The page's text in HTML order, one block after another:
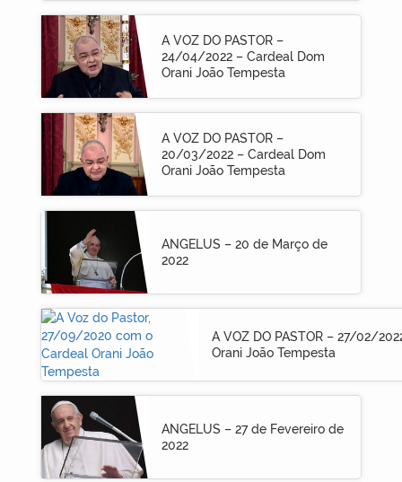
A VOZ DO PASTOR –
24/04/2022 – Cardeal Dom
Orani João Tempesta
A VOZ DO PASTOR –
20/03/2022 – Cardeal Dom
Orani João Tempesta
ANGELUS – 20 de Março de
2022
A VOZ DO PASTOR – 27/02/
Orani João Tempesta
ANGELUS – 27 de Fevereiro de
2022